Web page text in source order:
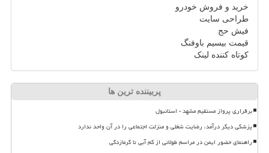
خرید و فروش خودرو
طراحی سایت
فیش حج
قیمت بیسیم باوفنگ
کوتاه کننده لینک
پربیننده ترین ها
برقراری پرواز مستقیم مشهد - استانبول
پزشکی دیگر درآمد، رضایت شغلی و منزلت اجتماعی را در آن واحد ندارد
راهنمای حضور ایمن در مراسم طولانی از کم آبی تا گرمازدگی